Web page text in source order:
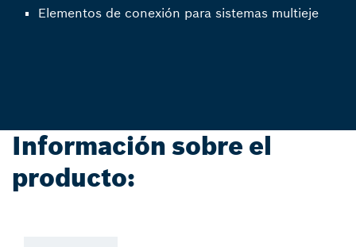
Elementos de conexión para sistemas multieje
Información sobre el
producto: